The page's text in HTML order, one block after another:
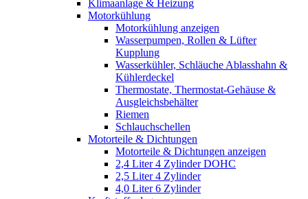
Klimaanlage & Heizung
Motorkühlung
Motorkühlung anzeigen
Wasserpumpen, Rollen & Lüfter
Kupplung
Wasserkühler, Schläuche Ablasshahn &
Kühlerdeckel
Thermostate, Thermostat-Gehäuse &
Ausgleichsbehälter
Riemen
Schlauchschellen
Motorteile & Dichtungen
Motorteile & Dichtungen anzeigen
2,4 Liter 4 Zylinder DOHC
2,5 Liter 4 Zylinder
4,0 Liter 6 Zylinder